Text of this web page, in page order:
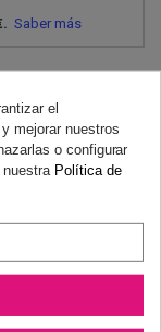
el
mejorar nuestros
o configurar
Política de